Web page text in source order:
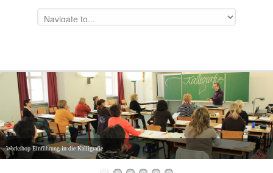
Workshop Einführung in die Kalligrafie.